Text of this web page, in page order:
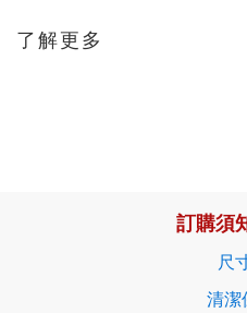
了解更多
訂購須
尺
清潔